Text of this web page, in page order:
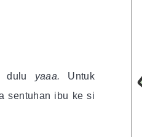
dulu yaaa. Untuk
sentuhan ibu ke si